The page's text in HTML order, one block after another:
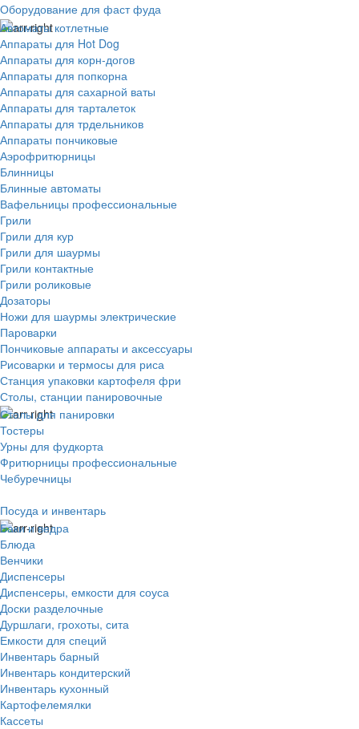
Оборудование для фаст фуда
Автоматы котлетные
Аппараты для Hot Dog
Аппараты для корн-догов
Аппараты для попкорна
Аппараты для сахарной ваты
Аппараты для тарталеток
Аппараты для трдельников
Аппараты пончиковые
Аэрофритюрницы
Блинницы
Блинные автоматы
Вафельницы профессиональные
Грили
Грили для кур
Грили для шаурмы
Грили контактные
Грили роликовые
Дозаторы
Ножи для шаурмы электрические
Пароварки
Пончиковые аппараты и аксессуары
Рисоварки и термосы для риса
Станция упаковки картофеля фри
Столы, станции панировочные
Столы для панировки
Тостеры
Урны для фудкорта
Фритюрницы профессиональные
Чебуречницы
Посуда и инвентарь
Баки и ведра
Блюда
Венчики
Диспенсеры
Диспенсеры, емкости для соуса
Доски разделочные
Дуршлаги, грохоты, сита
Емкости для специй
Инвентарь барный
Инвентарь кондитерский
Инвентарь кухонный
Картофелемялки
Кассеты